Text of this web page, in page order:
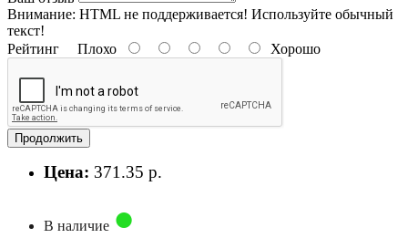
Внимание: HTML не поддерживается! Используйте обычный
текст!
Рейтинг Плохо Хорошо
Продолжить
Цена: 371.35 р.
В наличие